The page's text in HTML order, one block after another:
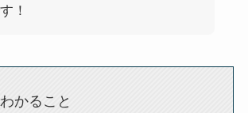
！
かること